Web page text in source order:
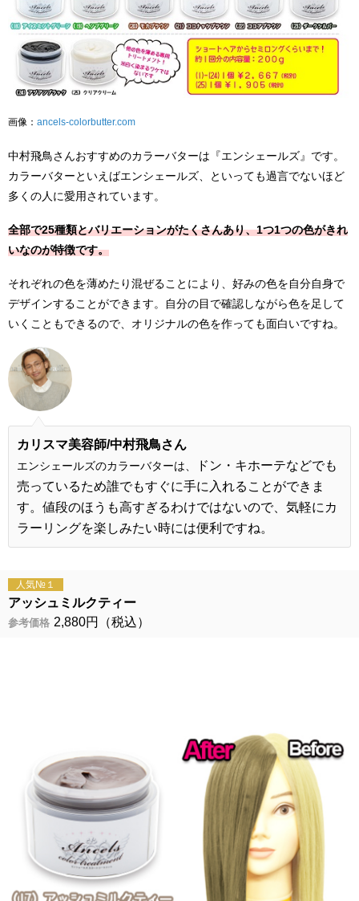
画像： ancels-colorbutter.com
中村飛鳥さんおすすめのカラーバターは『エンシェールズ』です。
カラーバターといえばエンシェールズ、といっても過言でないほど
多くの人に愛用されています。
全部で25種類とバリエーションがたくさんあり、1つ1つの色がきれ
いなのが特徴です。
それぞれの色を薄めたり混ぜることにより、好みの色を自分自身で
デザインすることができます。自分の目で確認しながら色を足して
いくこともできるので、オリジナルの色を作っても面白いですね。
カリスマ美容師/中村飛鳥さん
エンシェールズのカラーバターは、
ドン・キホーテなどでも
売っているため誰でもすぐに手に入れることができま
す。値段のほうも高すぎるわけではないので、気軽にカ
ラーリングを楽しみたい時には便利ですね。
人気№１
アッシュミルクティー
参考価格 2,880円（税込）